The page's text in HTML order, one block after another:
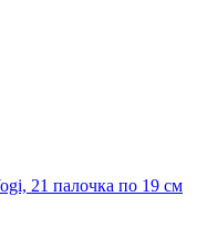
21 палочка по 19 см